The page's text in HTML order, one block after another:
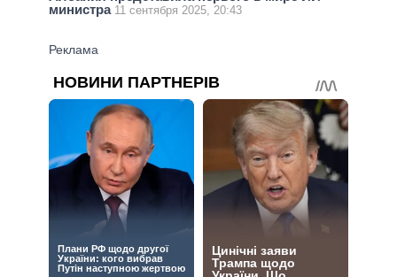
министра 11 сентября 2025, 20:43